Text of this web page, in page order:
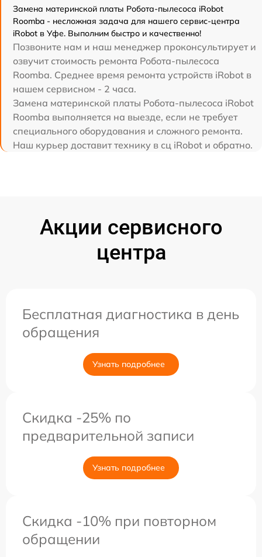
Замена материнской платы Робота-пылесоса iRobot
Roomba - несложная задача для нашего сервис-центра
iRobot в Уфе. Выполним быстро и качественно!
Позвоните нам и наш менеджер проконсультирует и
озвучит стоимость ремонта Робота-пылесоса
Roomba. Среднее время ремонта устройств iRobot в
нашем сервисном - 2 часа.
Замена материнской платы Робота-пылесоса iRobot
Roomba выполняется на выезде, если не требует
специального оборудования и сложного ремонта.
Наш курьер доставит технику в сц iRobot и обратно.
Акции сервисного
центра
Бесплатная диагностика в день
обращения
Узнать подробнее
Скидка -25% по
предварительной записи
Узнать подробнее
Скидка -10% при повторном
обращении